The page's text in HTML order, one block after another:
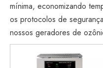
mínima, economizando
os protocolos de
nossos geradores de